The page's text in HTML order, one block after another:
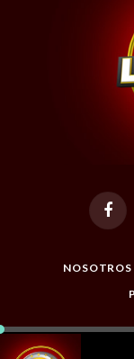
NOSOTROS
© 2026 Todos los
Masterclic.Net